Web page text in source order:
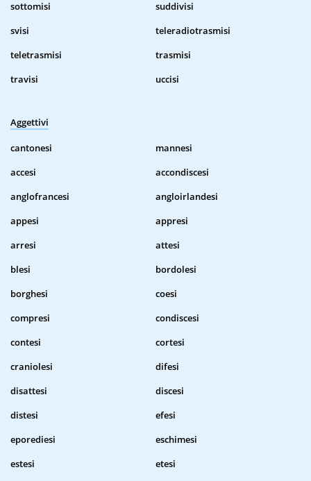
sottomisi
suddivisi
svisi
teleradiotrasmisi
teletrasmisi
trasmisi
travisi
uccisi
Aggettivi
cantonesi
mannesi
accesi
accondiscesi
anglofrancesi
angloirlandesi
appesi
appresi
arresi
attesi
blesi
bordolesi
borghesi
coesi
compresi
condiscesi
contesi
cortesi
craniolesi
difesi
disattesi
discesi
distesi
efesi
eporediesi
eschimesi
estesi
etesi